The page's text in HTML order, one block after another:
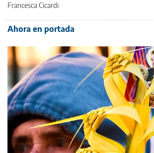
Francesca Cicardi
Ahora en portada